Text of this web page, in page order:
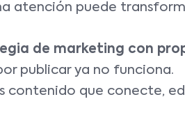
atención puede
de marketing con
publicar ya no funciona.
contenido que conecte,